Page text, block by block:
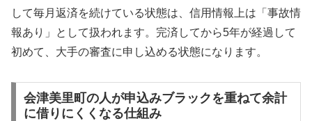
して毎月返済を続けている状態は、信用情報上は「事故情
報あり」として扱われます。完済してから5年が経過して
初めて、大手の審査に申し込める状態になります。
会津美里町の人が申込みブラックを重ねて余計
に借りにくくなる仕組み